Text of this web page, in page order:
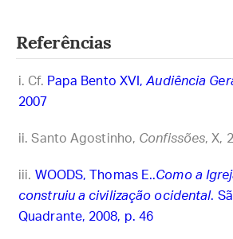
Referências
Cf. Papa Bento XVI,Audiência
2007
Santo Agostinho, Confissões, X,
WOODS, Thomas E..Como a
construiu a civilização ocidental.
Quadrante, 2008, p. 46